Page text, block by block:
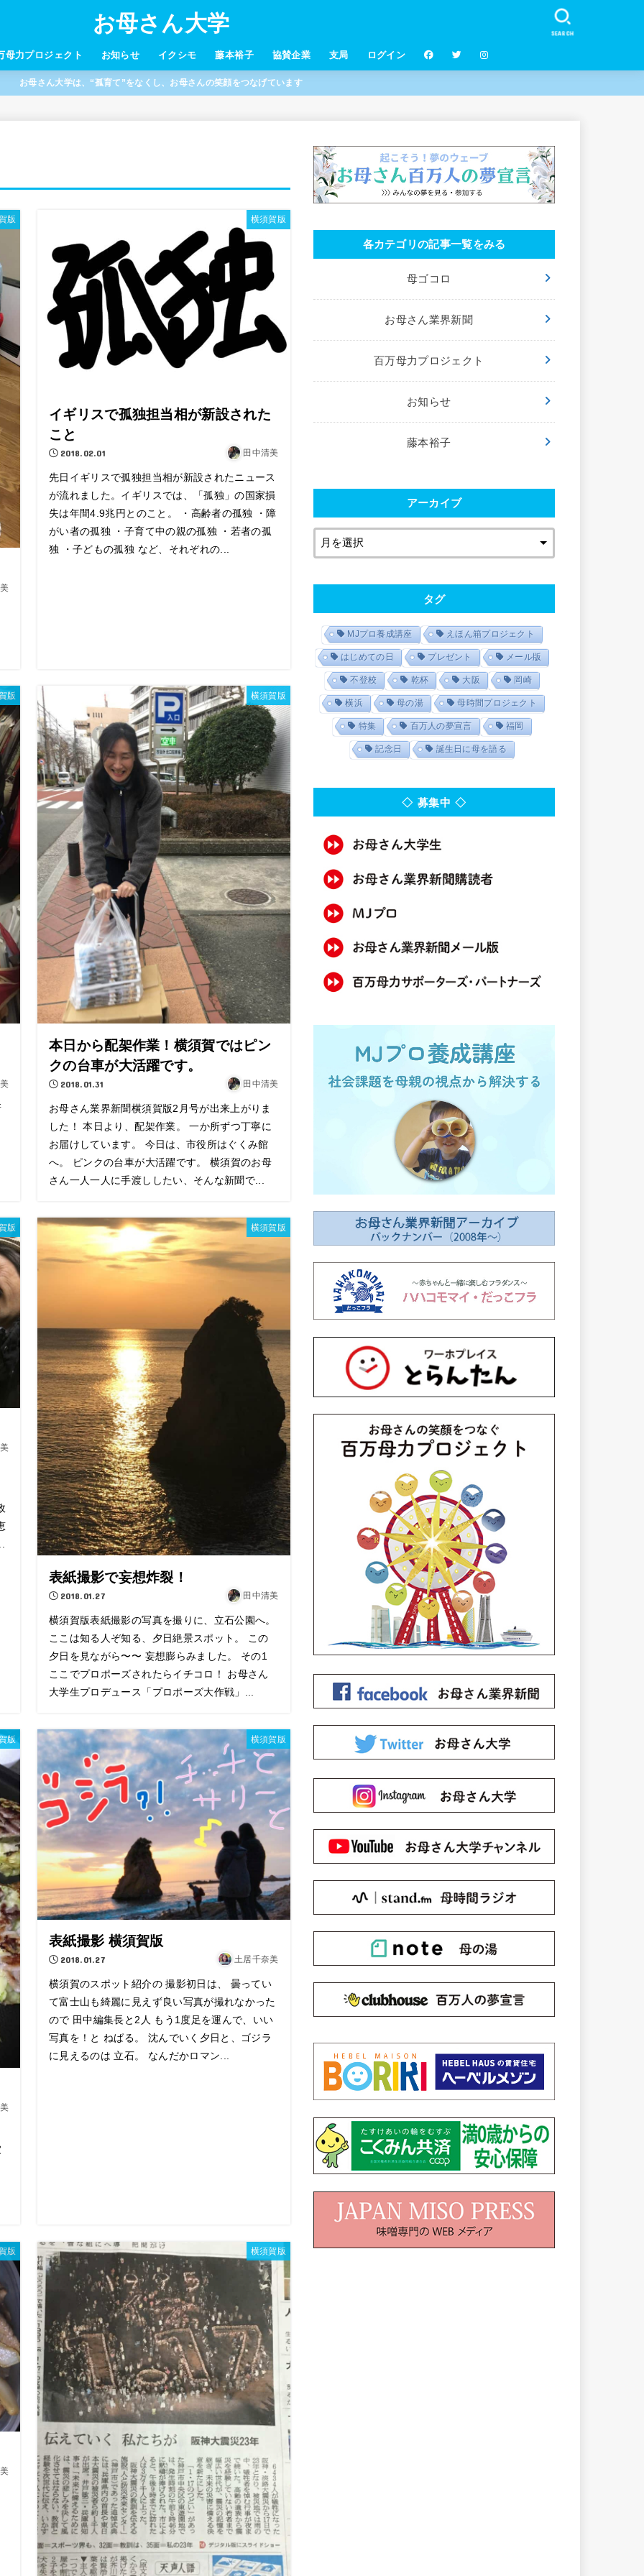
お母さん大学
母力プロジェクト お知らせ イクシモ 藤本裕子 協賛企業 支局 ログイン
SEARCH
お母さん大学は、“孤育て”をなくし、お母さんの笑顔をつなげています
版 横須賀版
イギリスで孤独担当相が新設された
こと
2018.02.01 田中清美
先日イギリスで孤独担当相が新設されたニュース
が流れました。イギリスでは、「孤独」の国家損
失は年間4.9兆円とのこと。 ・高齢者の孤独 ・障
がい者の孤独 ・子育て中の親の孤独 ・若者の孤
独 ・子どもの孤独 など、それぞれの...
版 横須賀版
本日から配架作業！横須賀ではピン
クの台車が大活躍です。
2018.01.31 田中清美
お母さん業界新聞横須賀版2月号が出来上がりま
した！ 本日より、配架作業。 一か所ずつ丁寧に
お届けしています。 今日は、市役所はぐくみ館
へ。 ピンクの台車が大活躍です。 横須賀のお母
さん一人一人に手渡ししたい、そんな新聞で...
版 横須賀版
表紙撮影で妄想炸裂！
2018.01.27 田中清美
横須賀版表紙撮影の写真を撮りに、立石公園へ。
ここは知る人ぞ知る、夕日絶景スポット。 この
夕日を見ながら〜〜 妄想膨らみました。 その1
ここでプロポーズされたらイチコロ！ お母さん
大学生プロデュース「プロポーズ大作戦」...
版 横須賀版
表紙撮影 横須賀版
2018.01.27 土居千奈美
横須賀のスポット紹介の 撮影初日は、 曇ってい
て富士山も綺麗に見えず良い写真が撮れなかった
ので 田中編集長と2人 もう1度足を運んで、いい
写真を！と ねばる。 沈んでいく夕日と、ゴジラ
に見えるのは 立石。 なんだかロマン...
版 横須賀版
各カテゴリの記事一覧をみる
母ゴコロ
お母さん業界新聞
百万母力プロジェクト
お知らせ
藤本裕子
アーカイブ
タグ
MJプロ養成講座 えほん箱プロジェクト
はじめての日 プレゼント メール版
不登校 乾杯 大阪 岡崎
横浜 母の湯 母時間プロジェクト
特集 百万人の夢宣言 福岡
記念日 誕生日に母を語る
◇ 募集中 ◇